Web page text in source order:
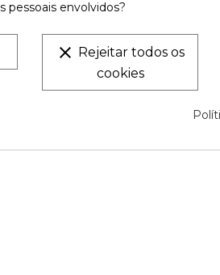
pessoais envolvidos?
clear Rejeitar todos os
cookies